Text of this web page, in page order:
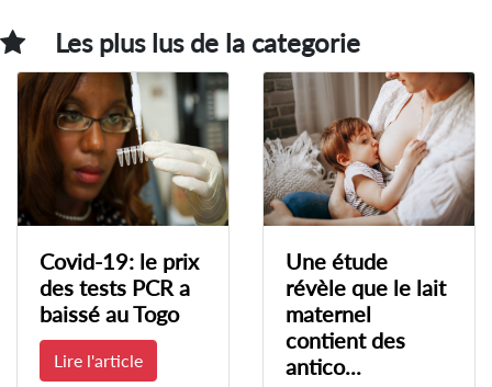
Les plus lus de la categorie
Covid-19: le prix
des tests PCR a
baissé au Togo
Lire l'article
Une étude
révèle que le lait
maternel
contient des
antico...